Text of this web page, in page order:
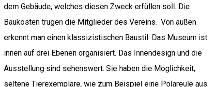
dem Gebäude, welches diesen Zweck erfüllen soll. Die
Baukosten trugen die Mitglieder des Vereins. Von außen
erkennt man einen klassizistischen Baustil. Das Museum ist
innen auf drei Ebenen organisiert. Das Innendesign und die
Ausstellung sind sehenswert. Sie haben die Möglichkeit,
seltene Tierexemplare, wie zum Beispiel eine Polareule aus